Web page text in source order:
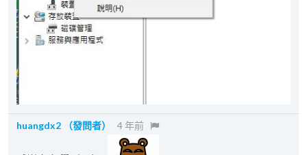
huangdx2 （發問者） 4 年前